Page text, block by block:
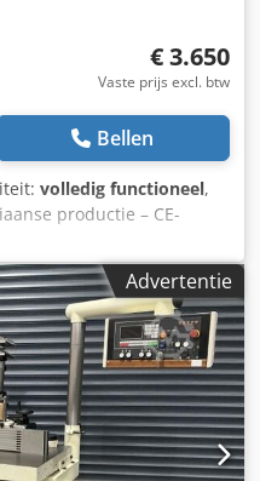
€ 3.650
Vaste prijs excl. btw
Bellen
volledig functioneel,
productie – CE-
PARAMETERS:
150 mm –
350 mm – Vijf soorten
/ 7000 / 10.000 tpm –
rem –
730 x 1200 mm –
– Tafelhoogte vanaf de
zuigpoorten: 2 x 120 mm
h): 261 / 100 / 120 cm –
Aprskr
Advertentie